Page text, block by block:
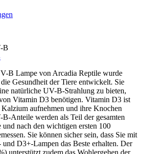
B Lampe von Arcadia Reptile wurde
Gesundheit der Tiere entwickelt. Sie
natürliche UV-B-Strahlung zu bieten,
Vitamin D3 benötigen. Vitamin D3 ist
aufnehmen und ihre Knochen
Anteile werden als Teil der gesamten
nach den wichtigen ersten 100
Sie können sicher sein, dass Sie mit
D3+-Lampen das Beste erhalten. Der